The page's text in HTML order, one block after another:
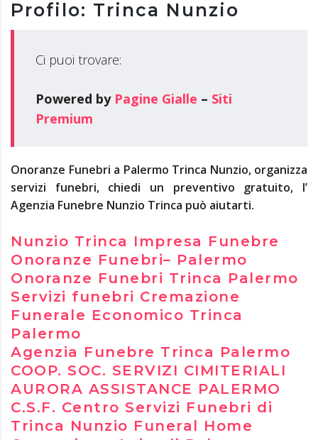
Profilo: Trinca Nunzio
Ci puoi trovare:
Powered by Pagine Gialle – Siti
Premium
Onoranze Funebri a Palermo Trinca Nunzio, organizza
servizi funebri, chiedi un preventivo gratuito, l’
Agenzia Funebre Nunzio Trinca può aiutarti.
Nunzio Trinca Impresa Funebre
Onoranze Funebri– Palermo
Onoranze Funebri Trinca Palermo
Servizi funebri Cremazione
Funerale Economico Trinca
Palermo
Agenzia Funebre Trinca Palermo
COOP. SOC. SERVIZI CIMITERIALI
AURORA ASSISTANCE PALERMO
C.S.F. Centro Servizi Funebri di
Trinca Nunzio Funeral Home